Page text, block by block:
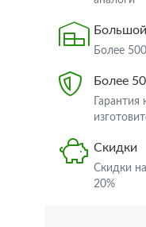
Более
Более
Гарантия
Скидки
Скидки
20%